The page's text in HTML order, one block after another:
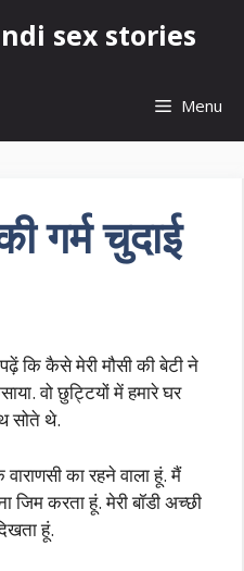
sex stories
Menu
गर्म चुदाई
कि कैसे मेरी मौसी की बेटी ने
वो छुट्टियों में हमारे घर
सोते थे.
का रहने वाला हूं. मैं
जिम करता हूं. मेरी बॉडी अच्छी
हूं.